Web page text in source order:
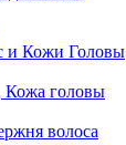
и Кожи Головы
головы
волоса